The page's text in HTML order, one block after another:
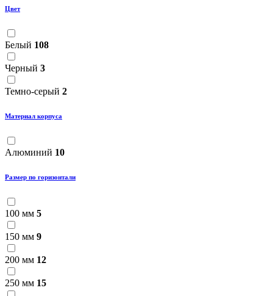
Цвет
Белый 108
Черный 3
Темно-серый 2
Материал корпуса
Алюминий 10
Размер по горизонтали
100 мм 5
150 мм 9
200 мм 12
250 мм 15